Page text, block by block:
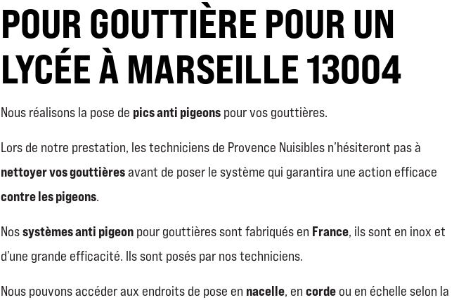
POUR GOUTTIÈRE POUR UN
LYCÉE À MARSEILLE 13004
Nous réalisons la pose de pics anti pigeons pour vos gouttières.
Lors de notre prestation, les techniciens de Provence Nuisibles n’hésiteront pas à
nettoyer vos gouttièresavant de poser le système qui garantira une action efficace
contre les pigeons.
Nossystèmes anti pigeon pour gouttières sont fabriqués en France, ils sont en inox et
d’une grande efficacité. Ils sont posés par nos techniciens.
Nous pouvons accéder aux endroits de pose en nacelle, en corde ou en échelle selon la